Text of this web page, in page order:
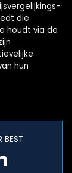
die
houdt via de
hun
BEST